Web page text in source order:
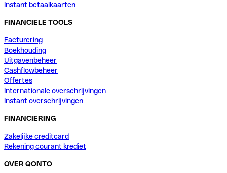
Instant betaalkaarten
FINANCIELE TOOLS
Facturering
Boekhouding
Uitgavenbeheer
Cashflowbeheer
Offertes
Internationale overschrijvingen
Instant overschrijvingen
FINANCIERING
Zakelijke creditcard
Rekening courant krediet
OVER QONTO